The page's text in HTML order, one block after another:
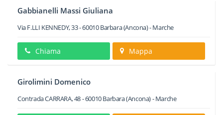
Gabbianelli Massi Giuliana
Via F.LLI KENNEDY, 33-60010Barbara(Ancona) -Marche
Chiama Mappa
Girolimini Domenico
Contrada CARRARA, 48-60010Barbara(Ancona) -Marche